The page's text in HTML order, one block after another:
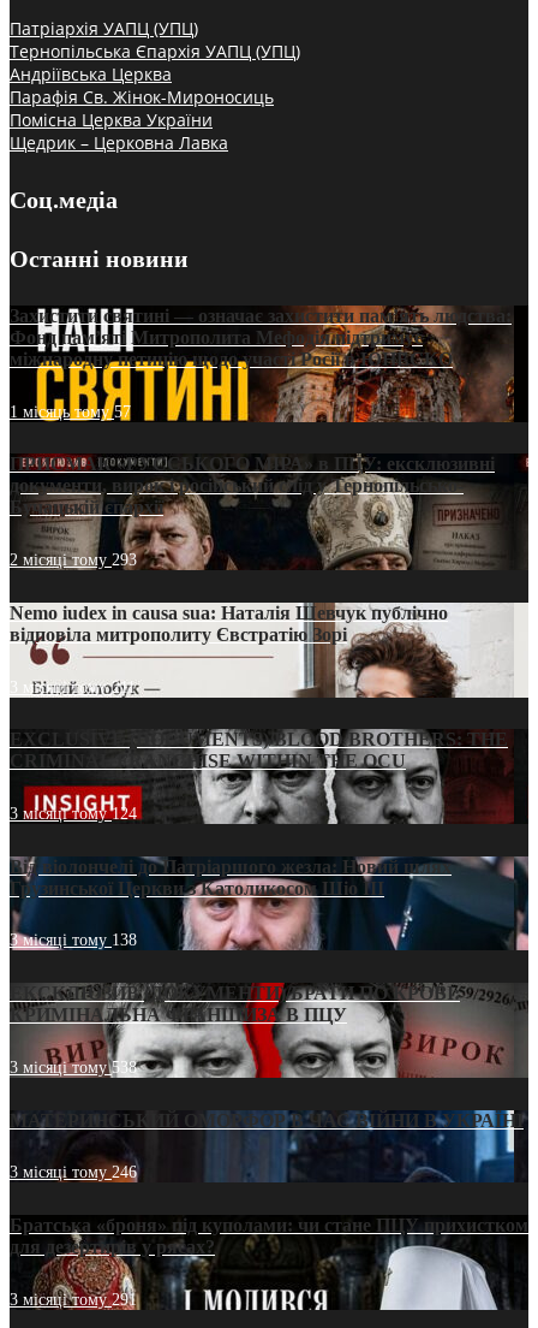
Патріархія УАПЦ (УПЦ)
Тернопільська Єпархія УАПЦ (УПЦ)
Андріївська Церква
Парафія Св. Жінок-Мироносиць
Помісна Церква України
Щедрик – Церковна Лавка
Соц.медіа
Останні новини
Захистити святині — означає захистити пам’ять людства:
Фонд пам’яті Митрополита Мефодія підтримує
міжнародну петицію щодо участі Росії в ЮНЕСКО
1 місяць тому57
ПРИСМАК «РУССЬКОГО МІРА» в ПЦУ: ексклюзивні
документи, вирок і російський слід у Тернопільсько-
Бучацькій єпархії
2 місяці тому 293
Nemo iudex in causa sua: Наталія Шевчук публічно
відповіла митрополиту Євстратію Зорі
3 місяці тому211
EXCLUSIVE (DOCUMENTS)/BLOOD BROTHERS: THE
CRIMINAL FRANCHISE WITHIN THE OCU
3 місяці тому124
Від віолончелі до Патріаршого жезла: Новий шлях
Грузинської Церкви з Католикосом Шіо III
3 місяці тому 138
ЕКСКЛЮЗИВ (ДОКУМЕНТИ)/БРАТИ ПО КРОВІ:
КРИМІНАЛЬНА ФРАНШИЗА В ПЦУ
3 місяці тому538
МАТЕРИНСЬКИЙ ОМОРФОР В ЧАС ВІЙНИ В УКРАЇНІ
3 місяці тому246
Братська «броня» під куполами: чи стане ПЦУ прихистком
для дезертирів у рясах?
3 місяці тому291